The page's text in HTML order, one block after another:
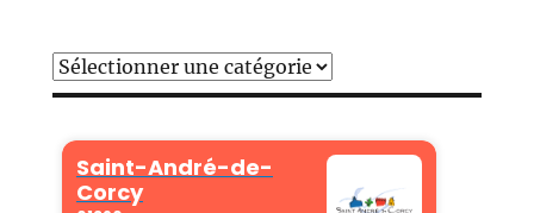
Catégories